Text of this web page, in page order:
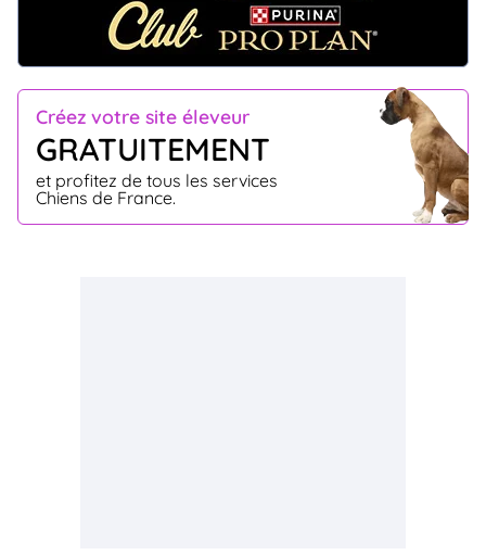
Créez votre site éleveur
GRATUITEMENT
et profitez de tous les services
Chiens de France.